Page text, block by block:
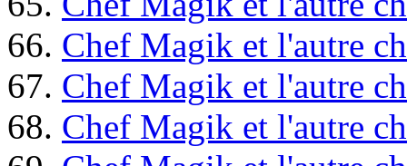
66. Chef Magik et l'autre
67. Chef Magik et l'autre
68. Chef Magik et l'autre